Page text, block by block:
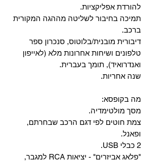
להורדת אפליקציות.
‏תמיכה בחיבור לשליטה מההגה המקורית
ברכב.
‏דיבורית מובנית/בלוטוס, ‏סנכרון ספר
טלפונים ושיחות אחרונות מלא (לאייפון
ואנדרואיד), תומך בעברית.
שנה אחריות.
מה בקופסא:
מסך מולטימדיה.
צמת חוטים לפי דגם הרכב שבחרתם,
ופאנל.
2 כבלי USB.
"פלאג אביזרים" - יציאות RCA למגבר,